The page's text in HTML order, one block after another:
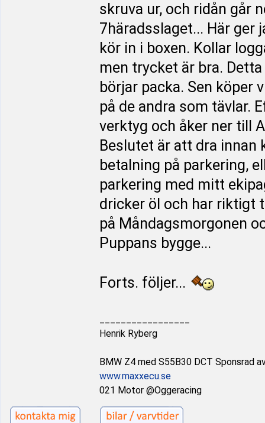
skruva ur, och ridån går
7häradsslaget... Här ger
kör in i boxen. Kollar
men trycket är bra.
börjar packa. Sen köper
på de andra som tävlar.
verktyg och åker ner till
Beslutet är att dra innan
betalning på parkering,
parkering med mitt
dricker öl och har riktigt
på Måndagsmorgonen
Puppans bygge...
Forts. följer...
Henrik Ryberg
BMW Z4 med S55B30 DCT Sponsrad
www.maxxecu.se
021 Motor @Oggeracing